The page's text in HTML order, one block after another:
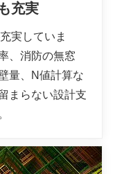
充実
実していま
、消防の無窓
量、N値計算な
まらない設計支